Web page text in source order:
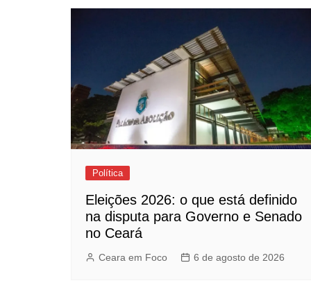
Política
Eleições 2026: o que está definido
na disputa para Governo e Senado
no Ceará
Ceara em Foco 6 de agosto de 2026